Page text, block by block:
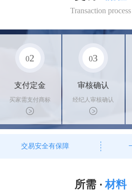
Transaction process
02
支付定金
买家需支付商标
标价的10%的购
买订金
03
审核确认
经纪人审核确认
商标状态
交易安全有保障
所需 · 材料